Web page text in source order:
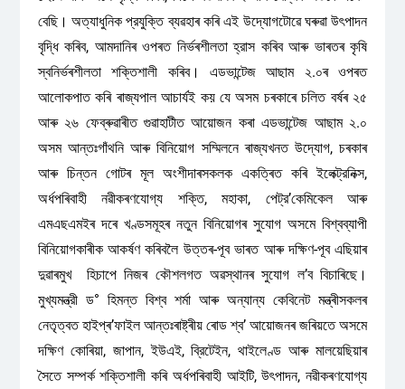
বেছি। অত্যাধুনিক প্রযুক্তি ব্যৱহাৰ কৰি এই উদ্যোগটোৱে ঘৰুৱা উৎপাদন
বৃদ্ধি কৰিব, আমদানিৰ ওপৰত নিৰ্ভৰশীলতা হ্রাস কৰিব আৰু ভাৰতৰ কৃষি
স্বনিৰ্ভৰশীলতা শক্তিশালী কৰিব। এডভান্টেজ আছাম ২.০ৰ ওপৰত
আলোকপাত কৰি ৰাজ্যপাল আচাৰ্যই কয় যে অসম চৰকাৰে চলিত বৰ্ষৰ ২৫
আৰু ২৬ ফেব্ৰুৱাৰীত গুৱাহাটীত আয়োজন কৰা এডভান্টেজ আছাম ২.০
অসম আন্তঃগাঁথনি আৰু বিনিয়োগ সম্মিলনে ৰাজ্যখনত উদ্যোগ, চৰকাৰ
আৰু চিন্তন গোটৰ মূল অংশীদাৰসকলক একত্ৰিত কৰি ইলেক্ট্রনিক্স,
অর্ধপৰিবাহী নৱীকৰণযোগ্য শক্তি, মহাকা, পেট্র’কেমিকেল আৰু
এমএছএমইৰ দৰে খণ্ডসমূহৰ নতুন বিনিয়োগৰ সুযোগ অসমে বিশ্বব্যাপী
বিনিয়োগকাৰীক আকৰ্ষণ কৰিবলৈ উত্তৰ-পূব ভাৰত আৰু দক্ষিণ-পূব এছিয়াৰ
দুৱাৰমুখ হিচাপে নিজৰ কৌশলগত অৱস্থানৰ সুযোগ ল’ব বিচাৰিছে।
মুখ্যমন্ত্রী ড° হিমন্ত বিশ্ব শৰ্মা আৰু অন্যান্য কেবিনেট মন্ত্ৰীসকলৰ
নেতৃত্বত হাইপ্ৰ’ফাইল আন্তঃৰাষ্ট্ৰীয় ৰোড শ্ব’ আয়োজনৰ জৰিয়তে অসমে
দক্ষিণ কোৰিয়া, জাপান, ইউএই, ব্রিটেইন, থাইলেণ্ড আৰু মালয়েছিয়াৰ
সৈতে সম্পর্ক শক্তিশালী কৰি অৰ্ধপৰিবাহী আইটি, উৎপাদন, নৱীকৰণযোগ্য